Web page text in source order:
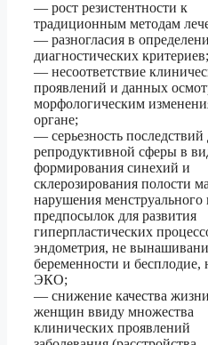
— рост резистентности к
традиционным методам
— разногласия в
диагностических критериев;
— несоответствие
проявлений и данных
морфологическим
органе;
— серьезность последствий
репродуктивной сферы в
формирования синехий и
склерозирования полости
нарушения менструального
предпосылок для развития
гиперпластических
эндометрия, не
беременности и бесплодие,
ЭКО;
— снижение качества жизни
женщин ввиду множества
клинических проявлений